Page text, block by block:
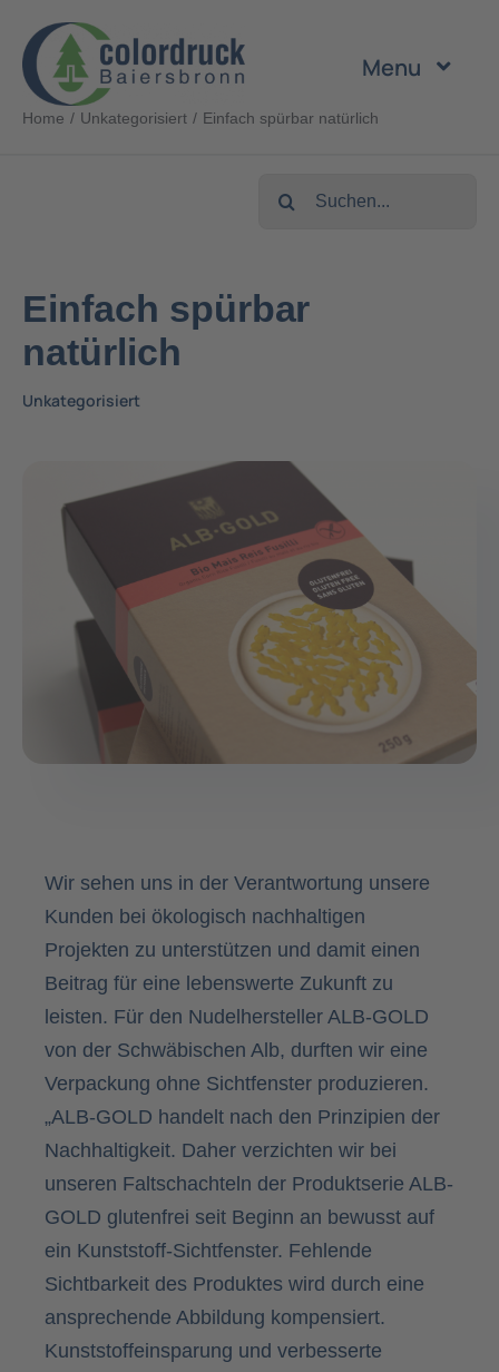
Inhalt
springen
Menu
Unternehmen
Nachhaltigkeit
Kontakt
Home Unkategorisiert Einfach spürbar natürlich
Suche
Einfach spürbar
natürlich
Unkategorisiert
Wir sehen uns in der Verantwortung unsere
Kunden bei ökologisch nachhaltigen
Projekten zu unterstützen und damit einen
Beitrag für eine lebenswerte Zukunft zu
leisten. Für den Nudelhersteller ALB-GOLD
von der Schwäbischen Alb, durften wir eine
Verpackung ohne Sichtfenster produzieren.
„ALB-GOLD handelt nach den Prinzipien der
Nachhaltigkeit. Daher verzichten wir bei
unseren Faltschachteln der Produktserie ALB-
GOLD glutenfrei seit Beginn an bewusst auf
ein Kunststoff-Sichtfenster. Fehlende
Sichtbarkeit des Produktes wird durch eine
ansprechende Abbildung kompensiert.
Kunststoffeinsparung und verbesserte